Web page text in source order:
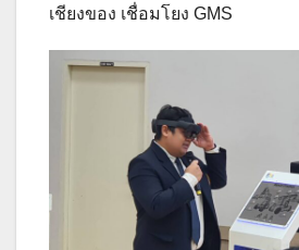
เชียงของ เชื่อมโยง GMS